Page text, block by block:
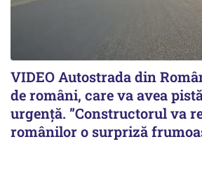
VIDEO Autostrada din
de români, care va avea
urgență. ”Constructorul va
românilor o surpriză